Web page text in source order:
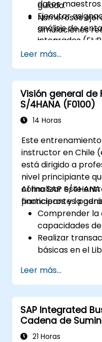
datos
Ejecutar
análisis de
integrados (FI,
Analizar los
guiada.
Numerosos
simulaciones
sistema de
(entorno
Leer más...
Visión general de
S/4HANA (F0100)
14 Horas
Este
instructor en Chile
está dirigido a
nivel principiante
cómo SAP S/
financieros y la
Al finalizar este
participantes
Comprender
capacidades de
Realizar
básicas en el
Trabajar con
de beneficio y
Comprender
planificación
Realizar tareas
incluido el
Leer más...
SAP Integrated
Cadena de
21 Horas